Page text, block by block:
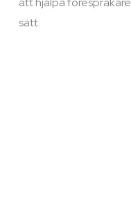
sätt.